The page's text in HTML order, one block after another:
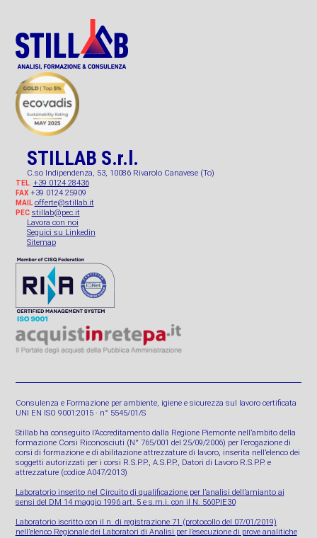
STILLAB S.r.l.
C.so Indipendenza, 53, 10086 Rivarolo Canavese (To)
TEL. +39 0124 28436
FAX+39 0124 25909
MAIL offerte@stillab.it
PEC stillab@pec.it
Lavora con noi
Seguici su Linkedin
Sitemap
Consulenza e Formazione per ambiente, igiene e sicurezza sul lavoro certificata
UNI EN ISO 9001:2015 · n° 5545/01/S
Stillab ha conseguito l’Accreditamento dalla Regione Piemonte nell’ambito della
formazione Corsi Riconosciuti (N° 765/001 del 25/09/2006) per l’erogazione di
corsi di formazione e di abilitazione attrezzature di lavoro, inserita nell’elenco dei
soggetti autorizzati per i corsi R.S.P.P., A.S.P.P., Datori di Lavoro R.S.P.P. e
attrezzature (codice A047/2013)
Laboratorio inserito nel Circuito di qualificazione per l’analisi dell’amianto ai
sensi del DM 14 maggio 1996 art. 5 e s.m.i. con il N. 560PIE30
Laboratorio iscritto con il n. di registrazione 71 (protocollo del 07/01/2019)
nell’elenco Regionale dei Laboratori di Analisi per l’esecuzione di prove analitiche